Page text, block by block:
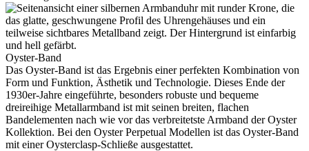
Oyster-Band
Das Oyster-Band ist das Ergebnis einer perfekten Kombination von
Form und Funktion, Ästhetik und Technologie. Dieses Ende der
1930er­-Jahre eingeführte, besonders robuste und bequeme
dreireihige Metallarmband ist mit seinen breiten, flachen
Bandelementen nach wie vor das verbreitetste Armband der Oyster
Kollektion. Bei den Oyster Perpetual Modellen ist das Oyster-Band
mit einer Oysterclasp-Schließe ausgestattet.